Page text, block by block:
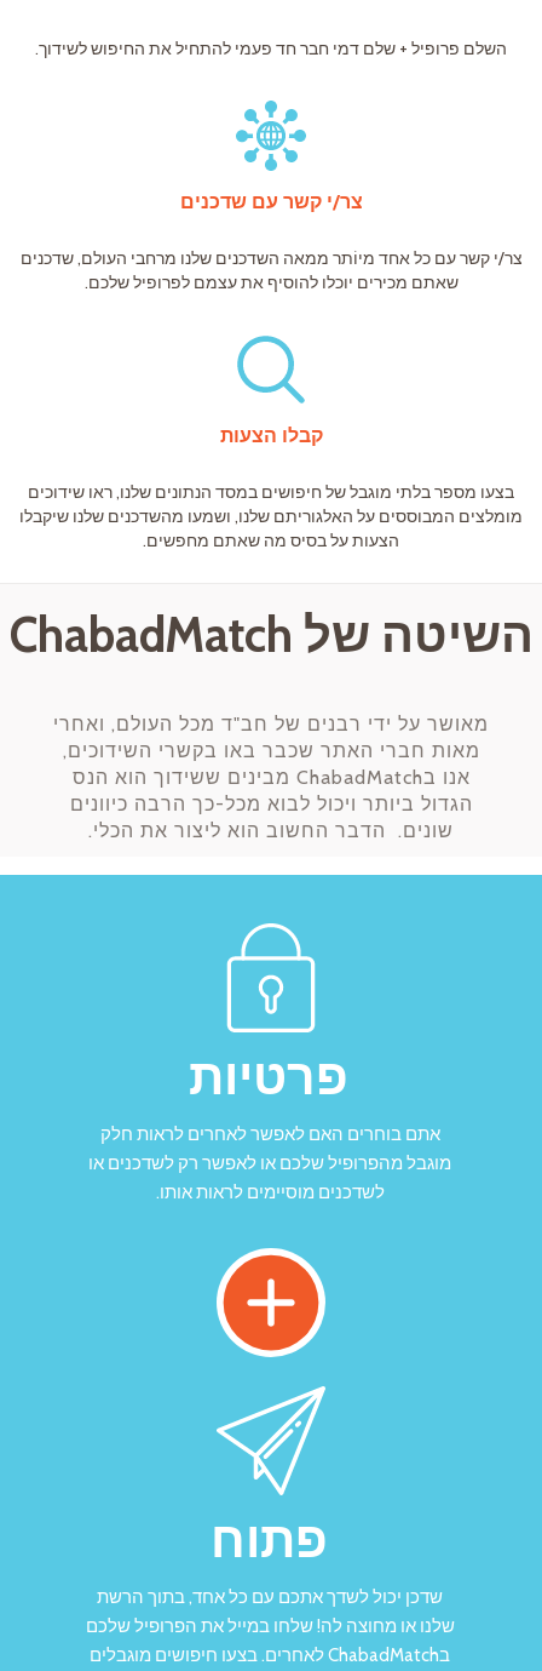
השלם פרופיל + שלם דמי חבר חד פעמי להתחיל את החיפוש לשידוך.
צר/י קשר עם שדכנים
צר/י קשר עם כל אחד מיוֹתר ממאה השדכנים שלנו מרחבי העולם, שדכנים
שאתם מכירים יוכלו להוסיף את עצמם לפרופיל שלכם.
קבלו הצעות
בצעו מספר בלתי מוגבל של חיפושים במסד הנתונים שלנו, ראו שידוכים
מומלצים המבוססים על האלגוריתם שלנו, ושמעו מהשדכנים שלנו שיקבלו
הצעות על בסיס מה שאתם מחפשים.
השיטה של ChabadMatch
מאושר על ידי רבנים של חב"ד מכל העולם, ואחרי
מאות חברי האתר שכבר באו בקשרי השידוכים,
אנו בChabadMatch מבינים ששידוך הוא הנס
הגדול ביותר ויכול לבוא מכל-כך הרבה כיוונים
שונים. הדבר החשוב הוא ליצור את הכלי.
פרטיות
אתם בוחרים האם לאפשר לאחרים לראות חלק
מוגבל מהפרופיל שלכם או לאפשר רק לשדכנים או
לשדכנים מוסיימים לראות אותו.
פתוח
שדכן יכול לשדך אתכם עם כל אחד, בתוך הרשת
שלנו או מחוצה לה! שלחו במייל את הפרופיל שלכם
בChabadMatch לאחרים. בצעו חיפושים מוגבלים